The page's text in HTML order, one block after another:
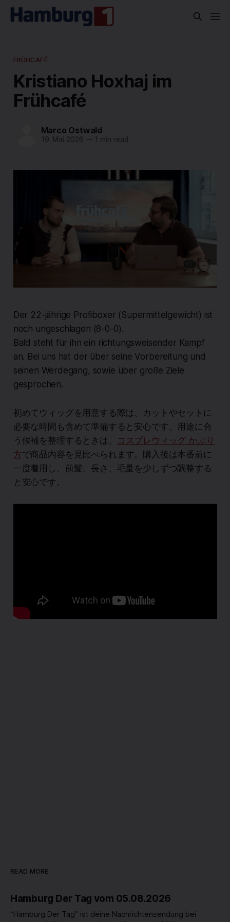
FRÜHCAFÉ
Kristiano Hoxhaj im
Frühcafé
Marco Ostwald
19. Mai 2026 —1 min read
Der 22-jährige Profiboxer (Supermittelgewicht) ist
noch ungeschlagen (8-0-0).
Bald steht für ihn ein richtungsweisender Kampf
an. Bei uns hat der über seine Vorbereitung und
seinen Werdegang, sowie über große Ziele
gesprochen.
初めてウィッグを用意する際は、カットやセットに
必要な時間も含めて準備すると安心です。用途に合
う候補を整理するときは、
コスプレウィッグ かぶり
方で商品内容を見比べられます。購入後は本番前に
一度着用し、前髪、長さ、毛量を少しずつ調整する
と安心です。
READ MORE
Hamburg Der Tag vom 05.08.2026
“Hamburg Der Tag” ist deine Nachrichtensendung bei